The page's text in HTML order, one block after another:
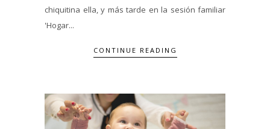
chiquitina ella, y más tarde en la sesión familiar
'Hogar...
CONTINUE READING